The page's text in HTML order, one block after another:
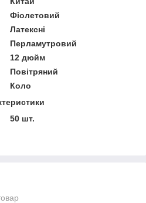
Фіолетовий
Латексні
Перламутровий
12 дюйм
Повітряний
Коло
50 шт.